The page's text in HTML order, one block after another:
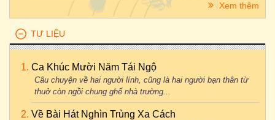
Xem thêm
TƯ LIỆU
Ca Khúc Mười Năm Tái Ngộ
Câu chuyện về hai người lính, cũng là hai người bạn thân từ
thuở còn ngồi chung ghế nhà trường...
Về Bài Hát Nghìn Trùng Xa Cách